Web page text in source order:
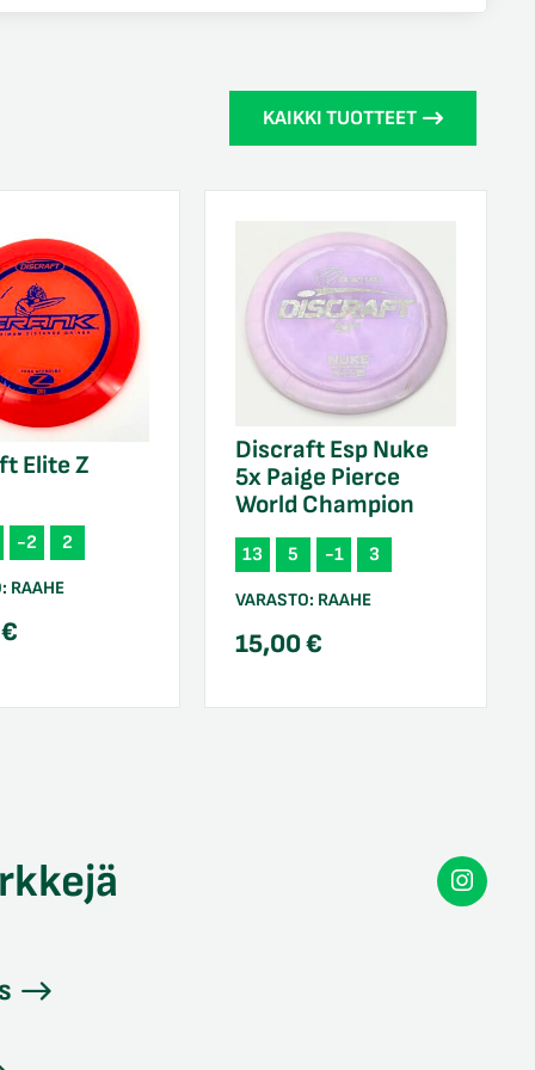
KAIKKI TUOTTEET
Elite Z
-2 2
RAAHE
€
Discraft Esp Nuke
5x Paige Pierce
World Champion
13 5 -1 3
VARASTO: RAAHE
15,00€